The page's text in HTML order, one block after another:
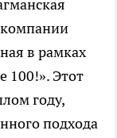
в рамках
100!». Этот
году,
подхода